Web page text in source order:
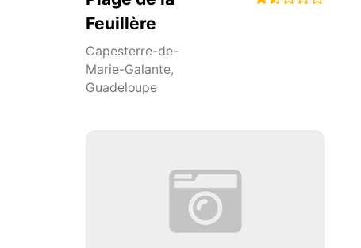
Feuillère
Capesterre-de-
Marie-Galante,
Guadeloupe